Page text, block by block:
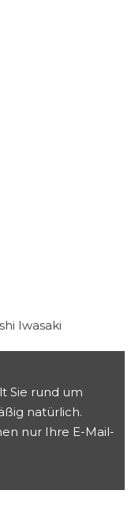
Iwasaki
Sie rund um
natürlich.
nur Ihre E-Mail-